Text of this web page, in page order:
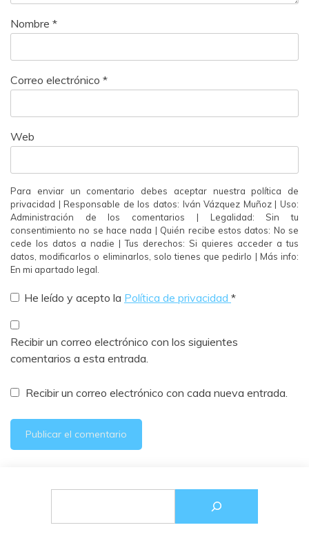
Nombre *
Correo electrónico *
Web
Para enviar un comentario debes aceptar nuestra política de
privacidad | Responsable de los datos: Iván Vázquez Muñoz | Uso:
Administración de los comentarios | Legalidad: Sin tu
consentimiento no se hace nada | Quién recibe estos datos: No se
cede los datos a nadie | Tus derechos: Si quieres acceder a tus
datos, modificarlos o eliminarlos, solo tienes que pedirlo | Más info:
En mi apartado legal.
He leído y acepto la Política de privacidad *
Recibir un correo electrónico con los siguientes
comentarios a esta entrada.
Recibir un correo electrónico con cada nueva entrada.